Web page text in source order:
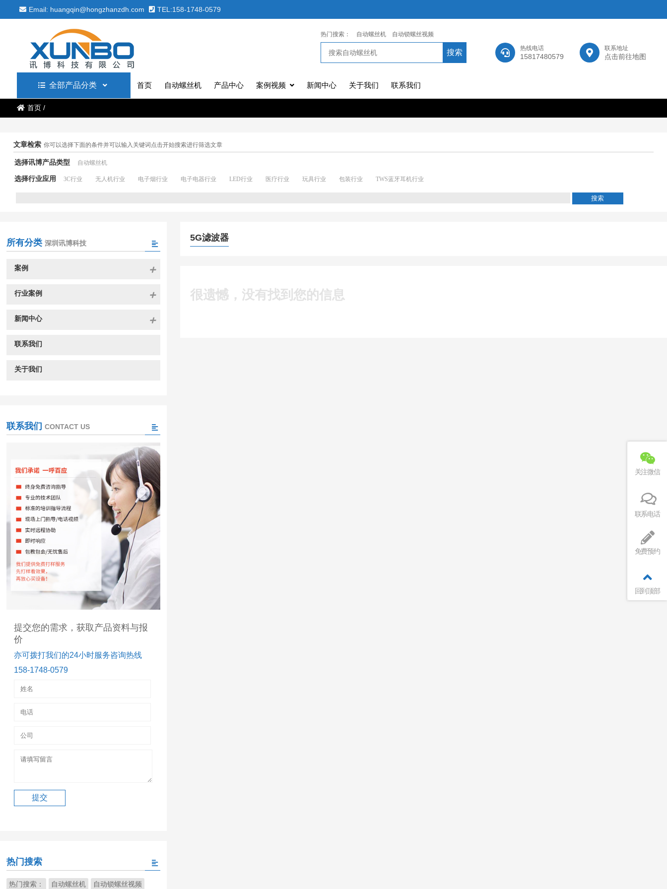
Email: huangqin@hongzhanzdh.com TEL:158-1748-0579
热线电话
15817480579
联系地址
点击前往地图
热门搜索： 自动螺丝机 自动锁螺丝视频
全部产品分类 首页 自动螺丝机 产品中心 案例视频 新闻中心 关于我们 联系我们
首页/
文章检索 你可以选择下面的条件并可以输入关键词点击开始搜索进行筛选文章
选择讯博产品类型 自动螺丝机
选择行业应用 3C行业 无人机行业 电子烟行业 电子电器行业 LED行业 医疗行业 玩具行业 包装行业 TWS蓝牙耳机行业
5G滤波器
很遗憾，没有找到您的信息
所有分类 深圳讯博科技
案例
行业案例
新闻中心
联系我们
关于我们
联系我们 CONTACT US
提交您的需求，获取产品资料与报
价
亦可拨打我们的24小时服务咨询热线
158-1748-0579
热门搜索
热门搜索： 自动螺丝机 自动锁螺丝视频
关注微信
联系电话
免费预约
回到顶部